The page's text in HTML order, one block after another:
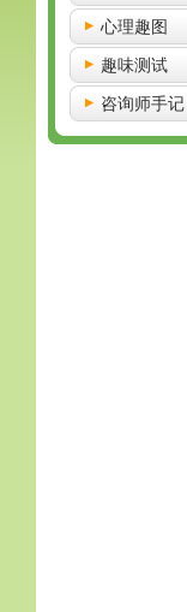
心理趣图
趣味测试
咨询师手记